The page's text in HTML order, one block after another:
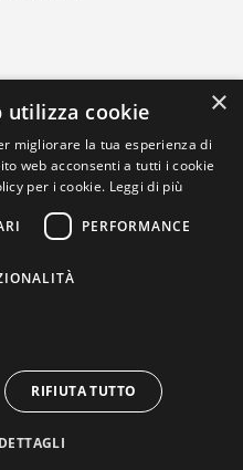
×
utilizza cookie
migliorare la tua esperienza di
web acconsenti a tutti i cookie
per i cookie. Leggi di più
PERFORMANCE
RIFIUTA TUTTO